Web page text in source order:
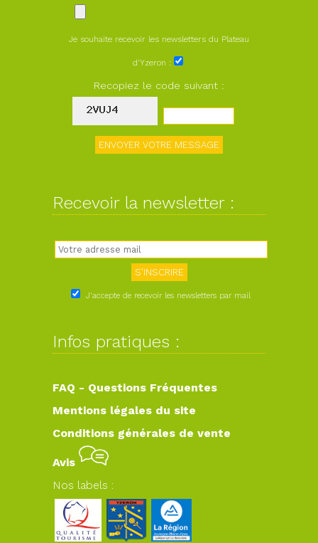
Je souhaite recevoir les newsletters du Plateau
d'Yzeron :
Recopiez le code suivant :
Recevoir la newsletter :
J'accepte de recevoir les newsletters par mail
Infos pratiques :
FAQ - Questions Fréquentes
Mentions légales du site
Conditions générales de vente
Avis
Nos labels :